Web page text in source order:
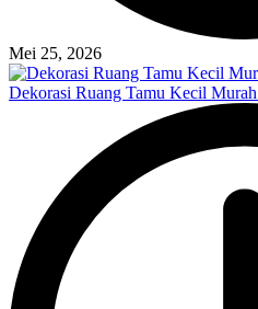
Mei 25, 2026
Dekorasi Ruang Tamu Kecil